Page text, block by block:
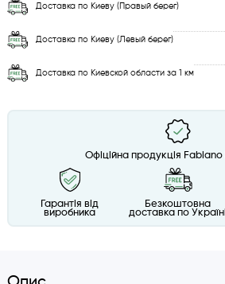
Доставка по Киеву (Правый берег)
Доставка по Киеву (Левый берег)
Доставка по Киевской области за 1 км
Офіційна продукція Fabiano
Гарантія від
виробника
Безкоштовна
доставка по Україні